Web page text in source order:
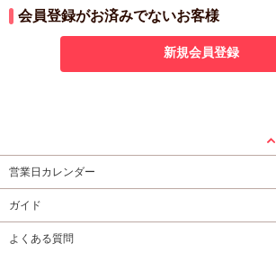
会員登録がお済みでないお客様
新規会員登録
営業日カレンダー
ガイド
よくある質問